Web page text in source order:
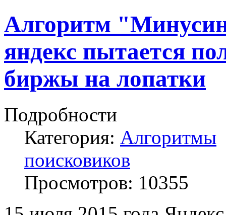
Алгоритм
яндекс пытается
биржы на лопатки
Подробности
Категория: Алгоритмы
поисковиков
Просмотров: 10355